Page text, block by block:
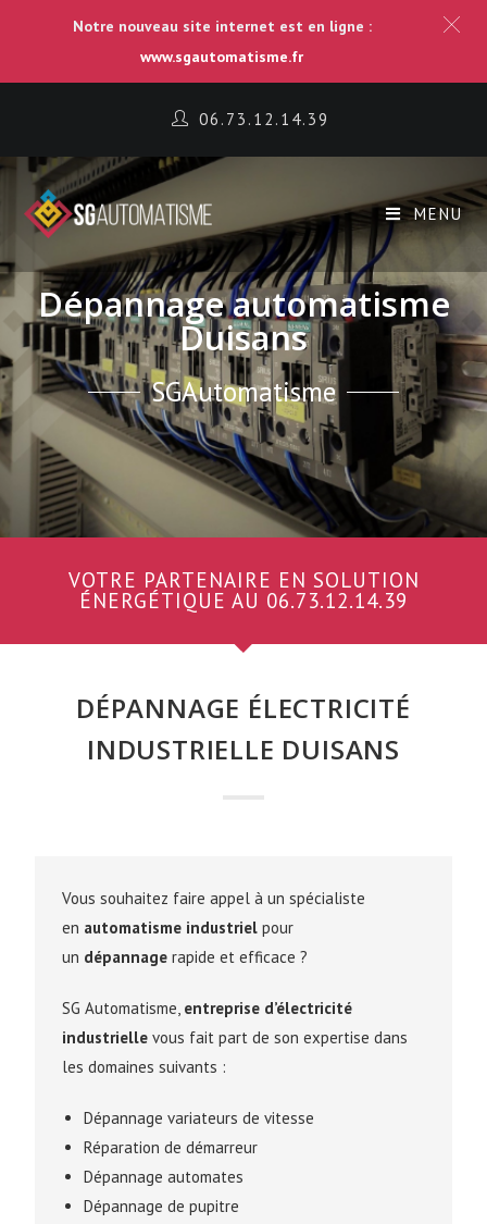
06.73.12.14.39
MENU
Dépannage automatisme
Duisans
SGAutomatisme
VOTRE PARTENAIRE EN SOLUTION
ÉNERGÉTIQUE AU 06.73.12.14.39
DÉPANNAGE ÉLECTRICITÉ
INDUSTRIELLE DUISANS
Vous souhaitez faire appel à un spécialiste
en automatisme industriel pour
un dépannage rapide et efficace ?
SG Automatisme, entreprise d’électricité
industrielle vous fait part de son expertise dans
les domaines suivants :
Dépannage variateurs de vitesse
Réparation de démarreur
Dépannage automates
Dépannage de pupitre
Notre nouveau site internet est en ligne :
www.sgautomatisme.fr